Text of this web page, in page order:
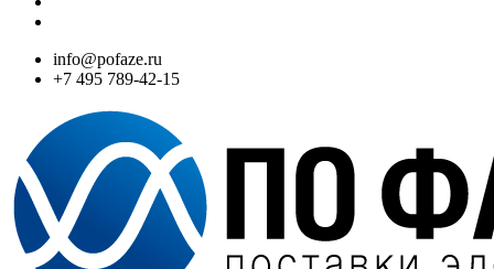
info@pofaze.ru
+7 495 789-42-15